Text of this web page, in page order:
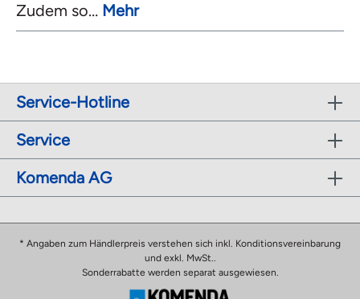
Zudem so… Mehr
Service-Hotline
Service
Komenda AG
* Angaben zum Händlerpreis verstehen sich inkl. Konditionsvereinbarung
und exkl. MwSt..
Sonderrabatte werden separat ausgewiesen.